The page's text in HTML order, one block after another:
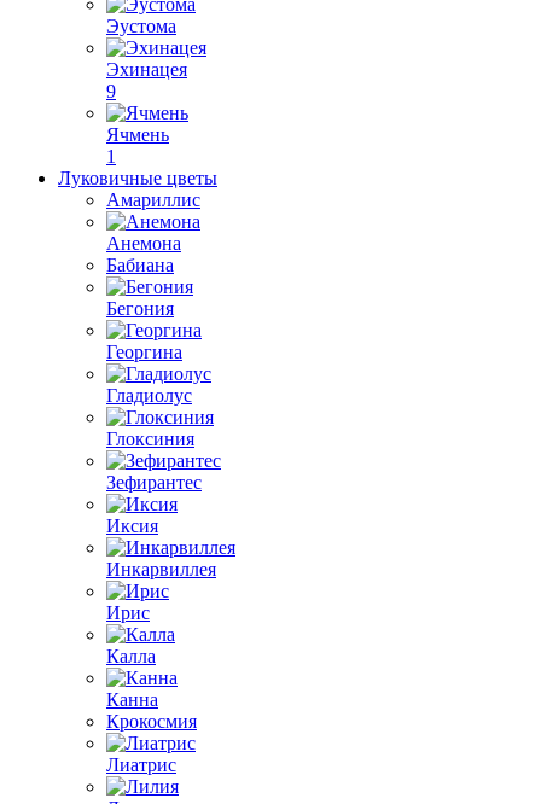
Эустома
Эхинацея
9
Ячмень
1
Луковичные цветы
Амариллис
Анемона
Бабиана
Бегония
Георгина
Гладиолус
Глоксиния
Зефирантес
Иксия
Инкарвиллея
Ирис
Калла
Канна
Крокосмия
Лиатрис